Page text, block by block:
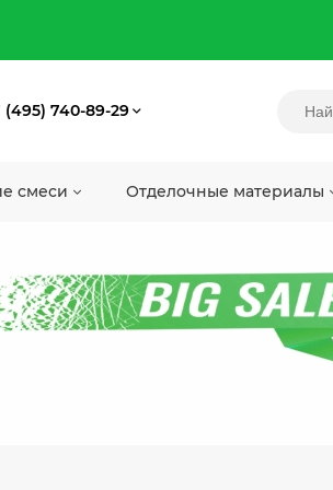
(495) 740-89-29
смеси Отделочные материалы